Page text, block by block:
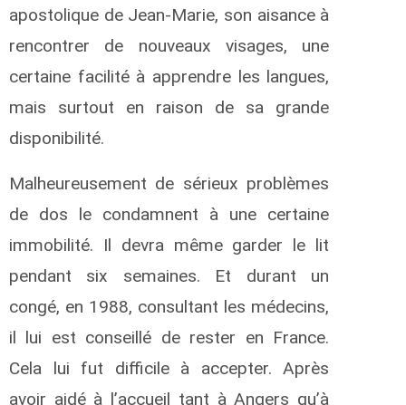
apostolique de Jean-Marie, son aisance à
rencontrer de nouveaux visages, une
certaine facilité à apprendre les langues,
mais surtout en raison de sa grande
disponibilité.
Malheureusement de sérieux problèmes
de dos le condamnent à une certaine
immobilité. Il devra même garder le lit
pendant six semaines. Et durant un
congé, en 1988, consultant les médecins,
il lui est conseillé de rester en France.
Cela lui fut difficile à accepter. Après
avoir aidé à l’accueil tant à Angers qu’à